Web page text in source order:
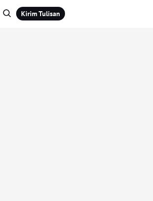
Kirim Tulisan